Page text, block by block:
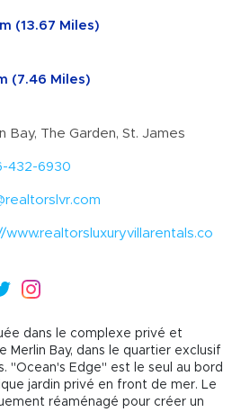
(13.67 Miles)
(7.46 Miles)
Bay, The Garden, St. James
432-6930
www.realtorsluxuryvillarentals.co
dans le complexe privé et
Merlin Bay, dans le quartier exclusif
"Ocean's Edge" est le seul au bord
jardin privé en front de mer. Le
réaménagé pour créer un